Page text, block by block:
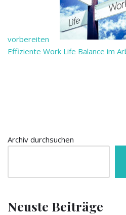
vorbereiten
Effiziente Work Life Balance im
Archiv durchsuchen
Neuste Beiträge